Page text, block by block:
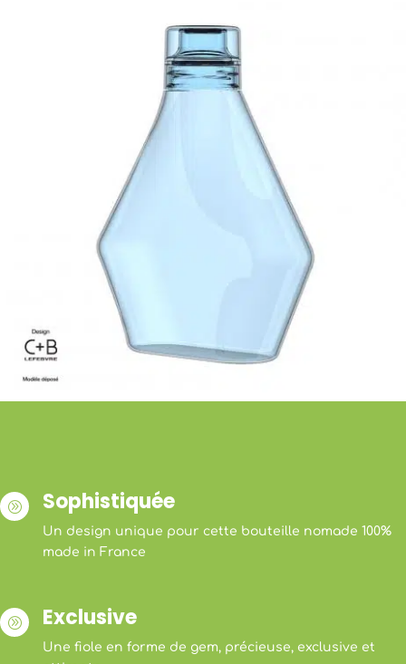
A Sophistiquée
Un design unique pour cette bouteille nomade 100%
made in France
A Exclusive
Une fiole en forme de gem, précieuse, exclusive et